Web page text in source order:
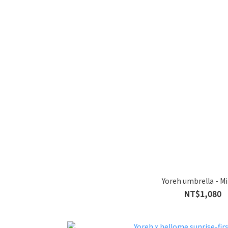
Yoreh umbrella -
NT$1,080